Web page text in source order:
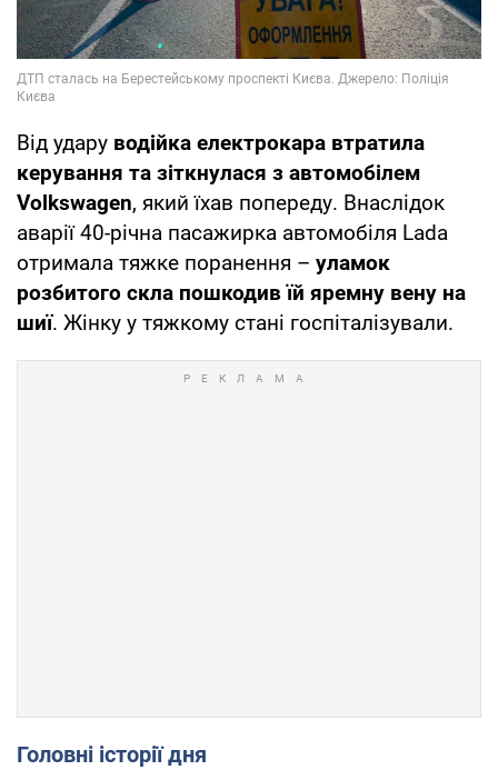
Від удару водійка електрокара втратила
керування та зіткнулася з автомобілем
Volkswagen, який їхав попереду. Внаслідок
аварії 40-річна пасажирка автомобіля Lada
отримала тяжке поранення – уламок
розбитого скла пошкодив їй яремну вену на
шиї. Жінку у тяжкому стані госпіталізували.
Головні історії дня